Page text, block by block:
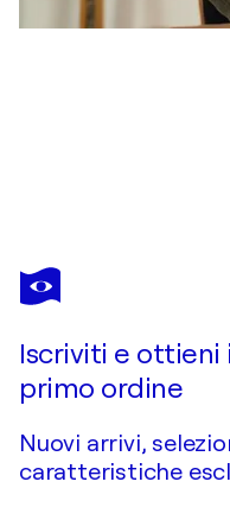
MANUELA RIEDMANN
Zwischen Blättern und
Iscriviti e ottieni
primo ordine
Nuovi arrivi,
caratteristiche